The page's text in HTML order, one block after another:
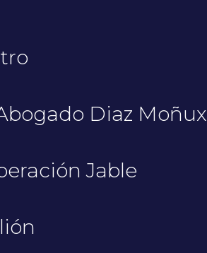
Diaz Moñux
Jable